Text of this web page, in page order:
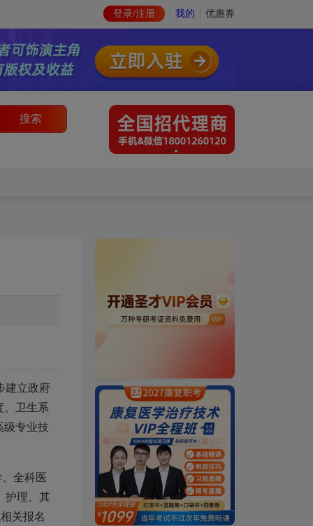
登录/注册 我的 优惠券
搜索
建立政府
。卫生系
级专业技
全科医
护理、其
关报名